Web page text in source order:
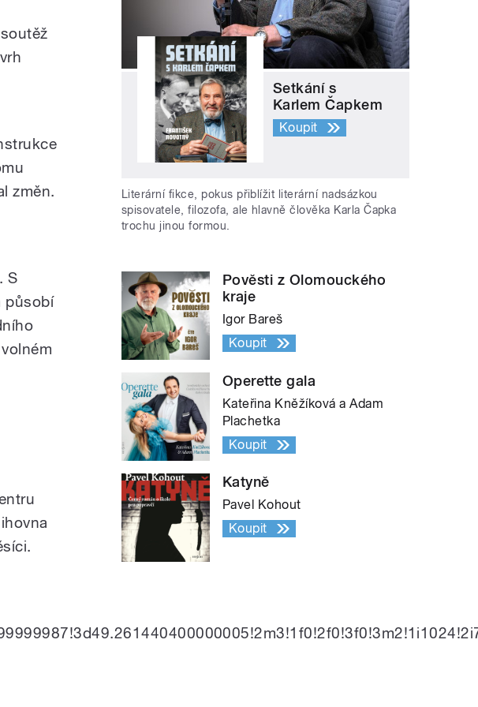
změn.
S
působí
Setkání s
Karlem Čapkem
Koupit
Literární fikce, pokus přiblížit literární nadsázkou
spisovatele, filozofa, ale hlavně člověka Karla Čapka
trochu jinou formou.
Pověsti z Olomouckého
kraje
Igor Bareš
Koupit
Operette gala
Kateřina Kněžíková a Adam
Plachetka
Koupit
Katyně
Pavel Kohout
Koupit